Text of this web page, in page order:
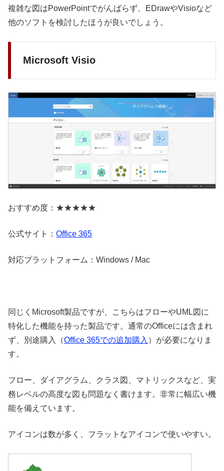
複雑な図はPowerPointでがんばらず、EDrawやVisioなど
他のソフトを検討したほうが良いでしょう。
Microsoft Visio
おすすめ度：★★★★★
公式サイト： Office 365
対応プラットフォーム：Windows / Mac
同じくMicrosoft製品ですが、こちらはフローやUML図に
特化した機能を持った製品です。通常のOfficeには含まれ
ず、別途購入（Office 365での追加購入 ）が必要になりま
す。
フロー、ダイアグラム、クラス図、マトリックスなど、実
務レベルの高度な図も問題なく書けます。非常に幅広い機
能を備えています。
アイコンは数が多く、フラットなアイコンで使いやすい。